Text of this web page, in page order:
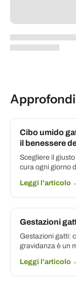
Cibo umido
il benessere
Scegliere il
cura ogni giorno
Leggi l'articolo
Gestazioni
Gestazioni gatti:
gravidanza è un
Leggi l'articolo